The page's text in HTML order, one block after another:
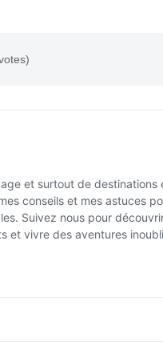
et surtout de
conseils et mes astuces
Suivez nous pour
et vivre des aventures